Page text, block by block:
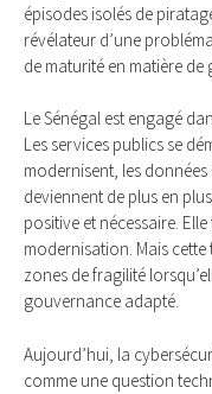
épisodes isolés de
révélateur d’une
de maturité en matière
Le Sénégal est engagé
Les services publics se
modernisent, les
deviennent de plus en
positive et nécessaire.
modernisation. Mais
zones de fragilité
gouvernance adapté.
Aujourd’hui, la
comme une question